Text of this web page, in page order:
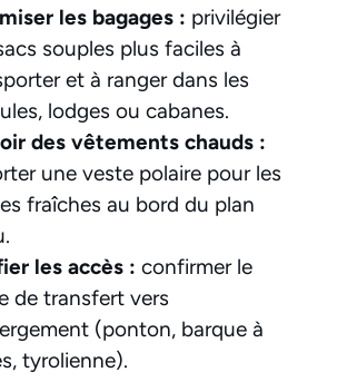
les bagages : privilégier
souples plus faciles à
et à ranger dans les
lodges ou cabanes.
des vêtements chauds :
une veste polaire pour les
fraîches au bord du plan
les accès : confirmer le
de transfert vers
(ponton, barque à
tyrolienne).